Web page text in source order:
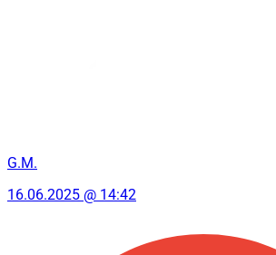
G.M.
16.06.2025 @ 14:42